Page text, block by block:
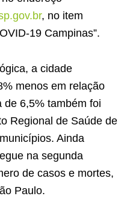
, no item
19 Campinas”.
a cidade
menos em relação
de 6,5% também foi
Regional de Saúde de
Ainda
na segunda
de casos e mortes,
Paulo.